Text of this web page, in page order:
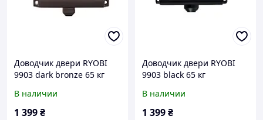
Доводчик двери RYOBI
9903 dark bronze 65 кг
В наличии
1 399₴
Доводчик двери RYOBI
9903 black 65 кг
В наличии
1 399₴